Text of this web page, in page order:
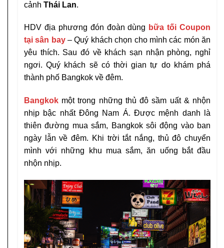
cảnh Thái Lan.
HDV địa phương đón đoàn dùng bữa tối Coupon
tại sân bay– Quý khách chọn cho mình các món ăn
yêu thích. Sau đó về khách sạn nhận phòng, nghỉ
ngơi. Quý khách sẽ có thời gian tự do khám phá
thành phố Bangkok về đêm.
Bangkok một trong những thủ đô sầm uất & nhộn
nhịp bậc nhất Đông Nam Á. Được mệnh danh là
thiên đường mua sắm, Bangkok sôi động vào ban
ngày lẫn về đêm. Khi trời tắt nắng, thủ đô chuyển
mình với những khu mua sắm, ăn uống bắt đầu
nhộn nhịp.